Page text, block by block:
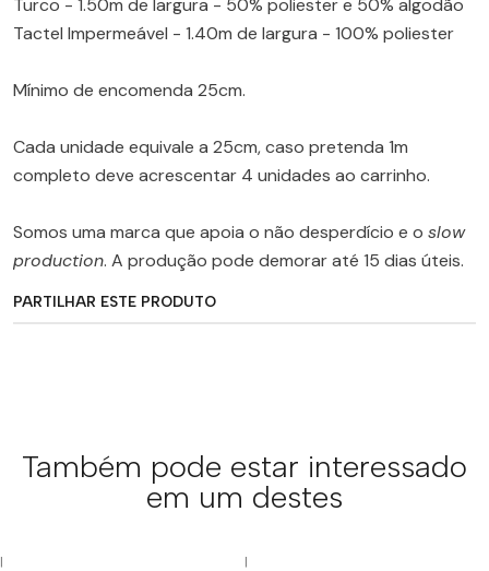
Turco - 1.50m de largura - 50% poliester e 50% algodão
Tactel Impermeável - 1.40m de largura - 100% poliester
Mínimo de encomenda 25cm.
Cada unidade equivale a 25cm, caso pretenda 1m
completo deve acrescentar 4 unidades ao carrinho.
Somos uma marca que apoia o não desperdício e o slow
production. A produção pode demorar até 15 dias úteis.
PARTILHAR ESTE PRODUTO
Também pode estar interessado
em um destes
| |